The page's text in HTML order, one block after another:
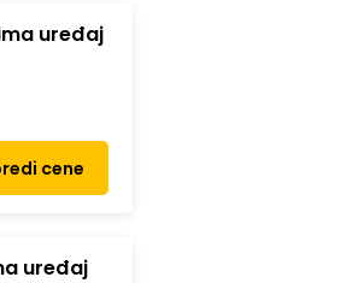
uređaj
cene
uređaj